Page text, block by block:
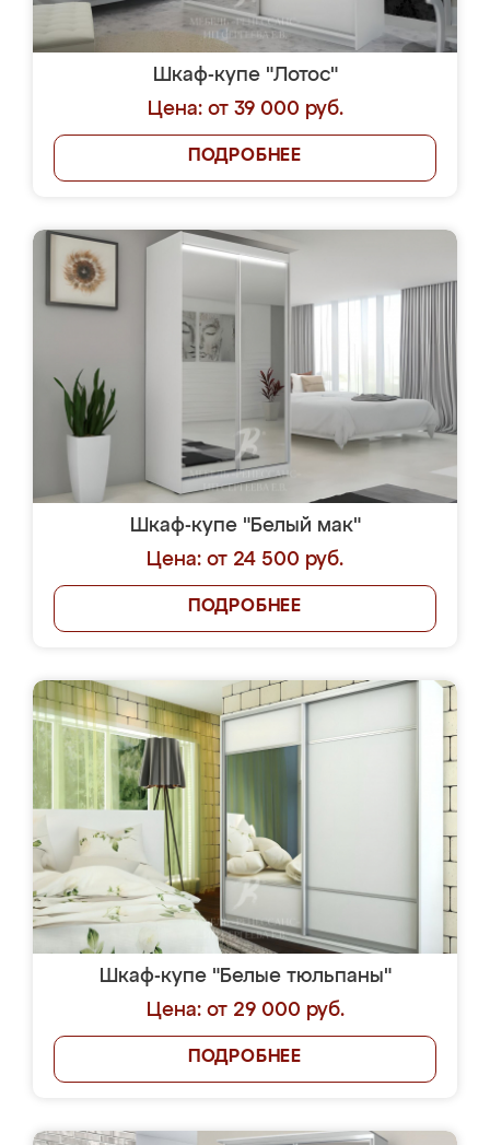
Шкаф-купе "Лотос"
Цена: от 39 000 руб.
ПОДРОБНЕЕ
Шкаф-купе "Белый мак"
Цена: от 24 500 руб.
ПОДРОБНЕЕ
Шкаф-купе "Белые тюльпаны"
Цена: от 29 000 руб.
ПОДРОБНЕЕ